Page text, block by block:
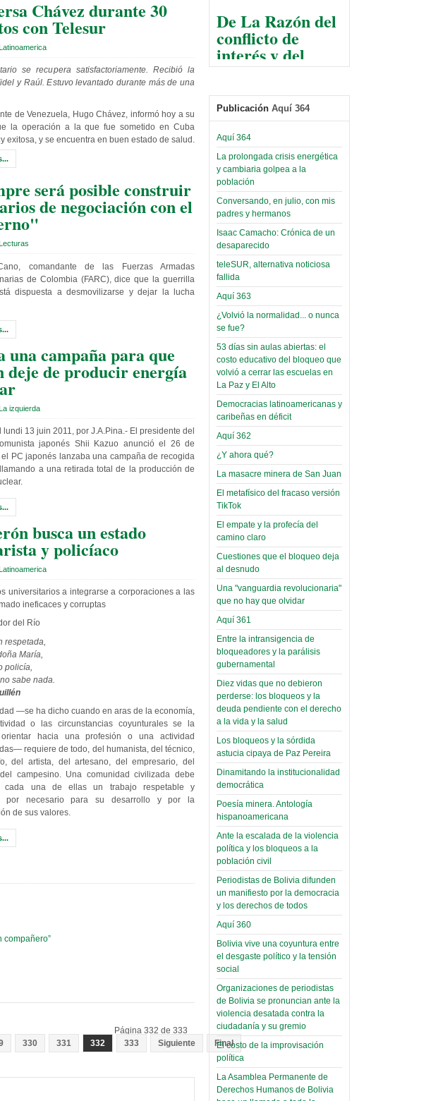
Chávez durante 30
con Telesur
se recupera satisfactoriamente. Recibió la
y Raúl. Estuvo levantado durante más de una
de Venezuela, Hugo Chávez, informó hoy a su
la operación a la que fue sometido en Cuba
exitosa, y se encuentra en buen estado de salud.
será posible construir
de negociación con el
comandante de las Fuerzas Armadas
de Colombia (FARC), dice que la guerrilla
dispuesta a desmovilizarse y dejar la lucha
una campaña para que
deje de producir energía
izquierda
lundi 13 juin 2011, por J.A.Pina.- El presidente del
japonés Shii Kazuo anunció el 26 de
PC japonés lanzaba una campaña de recogida
a una retirada total de la producción de
busca un estado
y policíaco
universitarios a integrarse a corporaciones a las
ineficaces y corruptas
del Río
respetada,
María,
policía,
sabe nada.
—se ha dicho cuando en aras de la economía,
o las circunstancias coyunturales se la
hacia una profesión o una actividad
requiere de todo, del humanista, del técnico,
del artista, del artesano, del empresario, del
campesino. Una comunidad civilizada debe
cada una de ellas un trabajo respetable y
por necesario para su desarrollo y por la
de sus valores.
compañero”
Página 332 de 333
330 331 332 333 Siguiente Final
taller de software estadístico en
la UMSA
Sábado, 14 Septiembre 2024
certificados por apoyo al
Séptimo Encuentro de
Sábado, 14 Octubre 2023
Leer Más...
Trabajo Social de la UMSA
volverá a las urnas para elegir a
su directora
Sábado, 14 Octubre 2023
Leer Más...
Candidatos del MAS se
presentarán en la UMSA
Jueves, 14 Septiembre 2023
Leer Más...
Carrera de Geografía realiza
Segundo Congreso Nacional
Viernes, 14 Octubre 2022
Leer Más...
Docentes y estudiantes de
Trabajo Social de la UMSA
elegirán directora
Viernes, 14 Octubre 2022
Leer Más...
“Tuna Femenina San Andrés”
toca y canta con coraje
Miércoles, 14 Septiembre 2022
Leer Más...
Posesionan a dirigentes de
Asociación de Docentes
Domingo, 14 Agosto 2022
Leer Más...
De La Razón del
conflicto de
interés y del
razonable arte
y esconder la
mano
El Infamatorio
Jueves, 10 Diciembre 2020
Read more...
Infierno Covid
parte VI:
Gabinete de
Áñez se atribuye
construcción de
hospitales
prefabricados en
la que no tuvo
participación;
más de 24 horas
después rectifica
parcialmente
El Infamatorio
Miércoles, 09 Diciembre 2020
Read more...
Interpretación
de un álbum de
narco-fotos
(Miscelánea
Palaciega 8)
El Infamatorio
Miércoles, 19 Junio 2019
Read more...
Cosmética
descolonizadora
(Miscelánea
palaciega 7)
El Infamatorio
Lunes, 27 Mayo 2019
Read more...
Creacionismo,
filtraciones e
inicio de la
campaña del
MAS
(Miscelánea
palaciega 6)
El Infamatorio
Domingo, 12 Mayo 2019
Read more...
Publicación Aquí 364
Aquí 364
La prolongada crisis energética
y cambiaria golpea a la
población
Conversando, en julio, con mis
padres y hermanos
Isaac Camacho: Crónica de un
desaparecido
teleSUR, alternativa noticiosa
fallida
Aquí 363
¿Volvió la normalidad... o nunca
se fue?
53 días sin aulas abiertas: el
costo educativo del bloqueo que
volvió a cerrar las escuelas en
La Paz y El Alto
Democracias latinoamericanas y
caribeñas en déficit
Aquí 362
¿Y ahora qué?
La masacre minera de San Juan
El metafísico del fracaso versión
TikTok
El empate y la profecía del
camino claro
Cuestiones que el bloqueo deja
al desnudo
Una "vanguardia revolucionaria"
que no hay que olvidar
Aquí 361
Entre la intransigencia de
bloqueadores y la parálisis
gubernamental
Diez vidas que no debieron
perderse: los bloqueos y la
deuda pendiente con el derecho
a la vida y la salud
Los bloqueos y la sórdida
astucia cipaya de Paz Pereira
Dinamitando la institucionalidad
democrática
Poesía minera. Antología
hispanoamericana
Ante la escalada de la violencia
política y los bloqueos a la
población civil
Periodistas de Bolivia difunden
un manifiesto por la democracia
y los derechos de todos
Aquí 360
Bolivia vive una coyuntura entre
el desgaste político y la tensión
social
Organizaciones de periodistas
de Bolivia se pronuncian ante la
violencia desatada contra la
ciudadanía y su gremio
El costo de la improvisación
política
La Asamblea Permanente de
Derechos Humanos de Bolivia